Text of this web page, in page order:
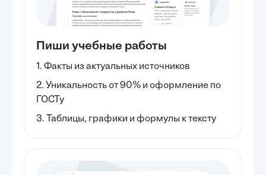
Пиши учебные работы
1. Факты из актуальных источников
2. Уникальность от 90% и оформление по
ГОСТу
3. Таблицы, графики и формулы к тексту